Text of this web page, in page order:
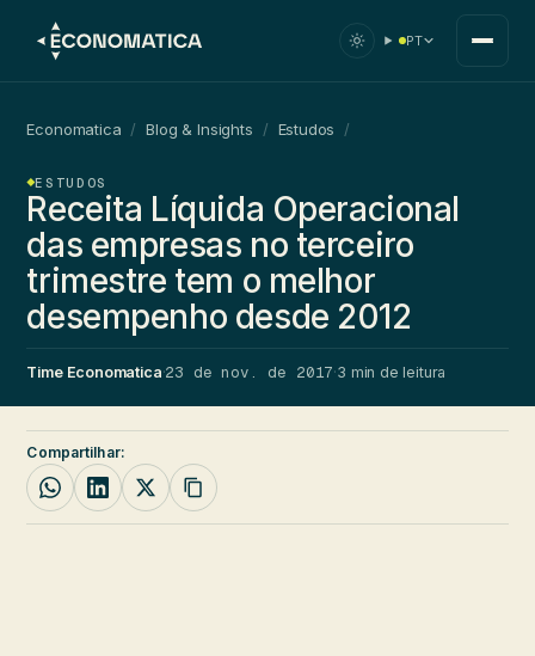
PT
Economatica / Blog & Insights / Estudos /
ESTUDOS
Receita Líquida Operacional
das empresas no terceiro
trimestre tem o melhor
desempenho desde 2012
Time Economatica·23 de nov. de 2017·3 min de leitura
Compartilhar: